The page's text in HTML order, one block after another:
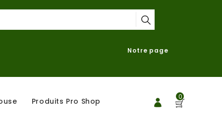
Notre page
0
Produits Pro Shop